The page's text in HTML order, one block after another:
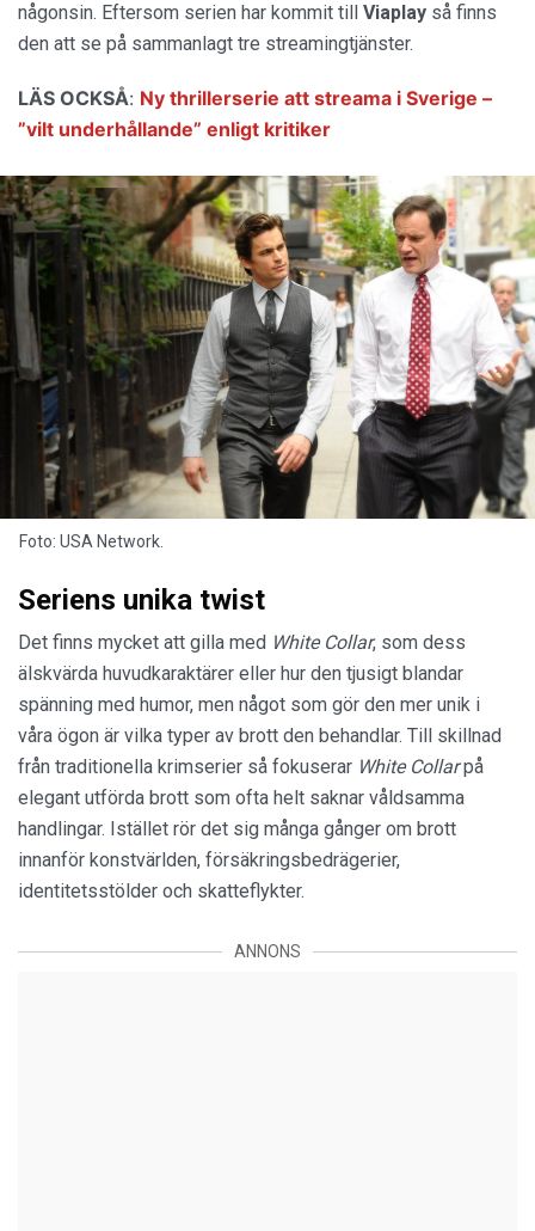
någonsin. Eftersom serien har kommit till Viaplay så finns
den att se på sammanlagt tre streamingtjänster.
LÄS OCKSÅ: Ny thrillerserie att streama i Sverige –
”vilt underhållande” enligt kritiker
Foto: USA Network.
Seriens unika twist
Det finns mycket att gilla med White Collar, som dess
älskvärda huvudkaraktärer eller hur den tjusigt blandar
spänning med humor, men något som gör den mer unik i
våra ögon är vilka typer av brott den behandlar. Till skillnad
från traditionella krimserier så fokuserar White Collarpå
elegant utförda brott som ofta helt saknar våldsamma
handlingar. Istället rör det sig många gånger om brott
innanför konstvärlden, försäkringsbedrägerier,
identitetsstölder och skatteflykter.
ANNONS